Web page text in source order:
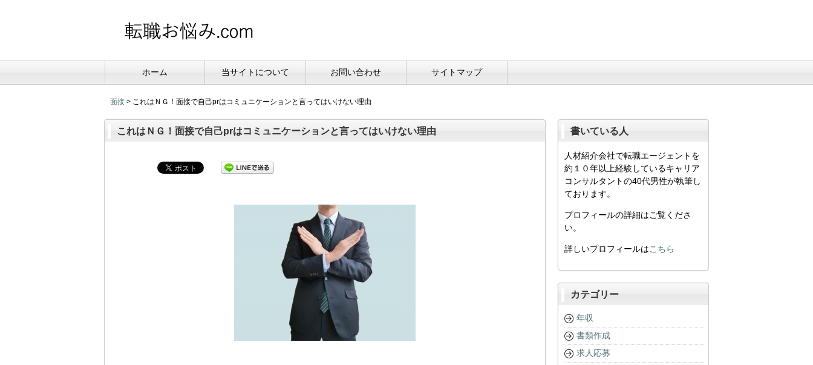
ホーム 当サイトについて お問い合わせ サイトマップ
面接 > これはＮＧ！面接で自己prはコミュニケーションと言ってはいけない理由
これはＮＧ！面接で自己prはコミュニケーションと言ってはいけない理由 書いている人
人材紹介会社で転職エージェントを
約１０年以上経験しているキャリア
コンサルタントの40代男性が執筆し
ております。
プロフィールの詳細はご覧くださ
い。
詳しいプロフィールはこちら
カテゴリー
年収
書類作成
求人応募